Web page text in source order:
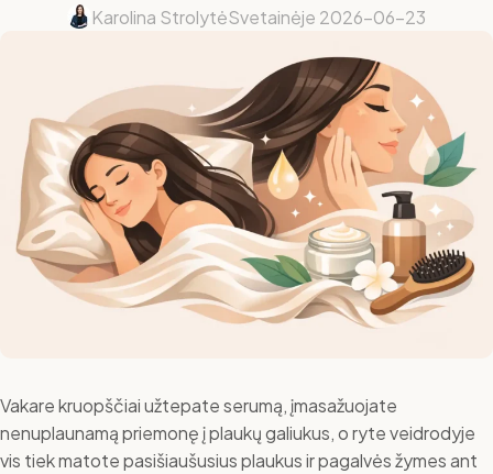
Karolina StrolytėSvetainėje 2026-06-23
Vakare kruopščiai užtepate serumą, įmasažuojate
nenuplaunamą priemonę į plaukų galiukus, o ryte veidrodyje
vis tiek matote pasišiaušusius plaukus ir pagalvės žymes ant